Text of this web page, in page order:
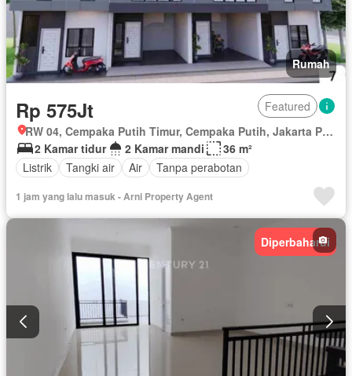
Rumah
Rp 575Jt
Featured
RW 04, Cempaka Putih Timur, Cempaka Putih, Jakarta Pusat, Daerah Khusus Ibukota Jakarta
2 Kamar tidur
2 Kamar mandi
36 m²
Listrik
Tangki air Air Tanpa perabotan
1 jam yang lalu masuk - Arni Property Agent
Diperbaharui